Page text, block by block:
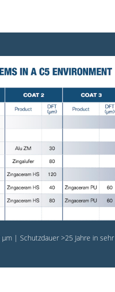
µm | Schutzdauer >25 Jahre in